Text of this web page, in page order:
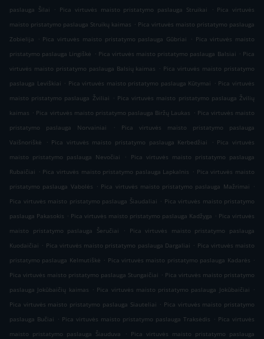
paslauga Šilai
. Pica virtuvės maisto pristatymo paslauga Struikai . Pica virtuvės
maisto pristatymo paslauga Struikų kaimas . Pica virtuvės maisto pristatymo paslauga
Zobielija
. Pica virtuvės maisto pristatymo paslauga Gūbriai . Pica virtuvės maisto
pristatymo paslauga Lingiškė . Pica virtuvės maisto pristatymo paslauga Balsiai . Pica
virtuvės maisto pristatymo paslauga Balsių kaimas . Pica virtuvės maisto pristatymo
paslauga Leviškiai . Pica virtuvės maisto pristatymo paslauga Kūtymai . Pica virtuvės
maisto pristatymo paslauga Žviliai . Pica virtuvės maisto pristatymo paslauga Žvilių
kaimas . Pica virtuvės maisto pristatymo paslauga Biržų Laukas . Pica virtuvės maisto
pristatymo paslauga Norvainiai
.
Pica virtuvės maisto pristatymo paslauga
Vaišnoriškė
. Pica virtuvės maisto pristatymo paslauga Kerbedžiai . Pica virtuvės
maisto pristatymo paslauga Nevočiai
.
Pica virtuvės maisto pristatymo paslauga
Rubaičiai . Pica virtuvės maisto pristatymo paslauga Lapkalnis . Pica virtuvės maisto
pristatymo paslauga Vabolės . Pica virtuvės maisto pristatymo paslauga Mažrimai .
Pica virtuvės maisto pristatymo paslauga Šiaudaliai . Pica virtuvės maisto pristatymo
paslauga Pakasokis . Pica virtuvės maisto pristatymo paslauga Kadžyga . Pica virtuvės
maisto pristatymo paslauga Šeručiai
.
Pica virtuvės maisto pristatymo paslauga
Kuodaičiai . Pica virtuvės maisto pristatymo paslauga Dargaliai . Pica virtuvės maisto
pristatymo paslauga Kelmutiškė . Pica virtuvės maisto pristatymo paslauga Kadarės .
Pica virtuvės maisto pristatymo paslauga Stungaičiai . Pica virtuvės maisto pristatymo
paslauga Jokūbaičių kaimas . Pica virtuvės maisto pristatymo paslauga Jokūbaičiai .
Pica virtuvės maisto pristatymo paslauga Siauteliai . Pica virtuvės maisto pristatymo
paslauga Bučiai . Pica virtuvės maisto pristatymo paslauga Traksėdis . Pica virtuvės
maisto pristatymo paslauga Šiauduva
. Pica virtuvės maisto pristatymo paslauga